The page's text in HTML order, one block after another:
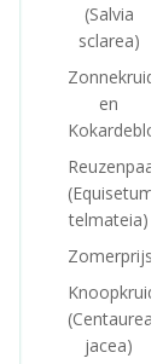
(Salvia
sclarea)
Zonnekruid
en
(Equisetum
telmateia)
Knoopkruid
(Centaurea
jacea)